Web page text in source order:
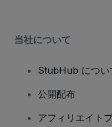
当社について
StubHub につい
公開配布
アフィリエイト